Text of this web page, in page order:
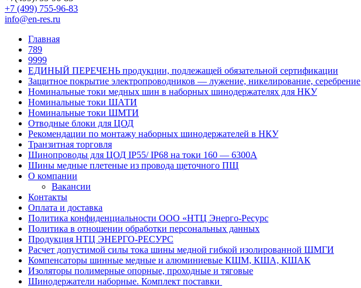
+7 (499) 755-96-83
info@en-res.ru
Главная
789
9999
ЕДИНЫЙ ПЕРЕЧЕНЬ продукции, подлежащей обязательной сертификации
Защитное покрытие электропроводников — лужение, никелирование, серебрение
Номинальные токи медных шин в наборных шинодержателях для НКУ
Номинальные токи ШАТИ
Номинальные токи ШМТИ
Отводные блоки для ЦОД
Рекомендации по монтажу наборных шинодержателей в НКУ
Транзитная торговля
Шинопроводы для ЦОД IP55/ IP68 на токи 160 — 6300А
Шины медные плетеные из провода щеточного ПЩ
О компании
Вакансии
Контакты
Оплата и доставка
Политика конфиденциальности ООО «НТЦ Энерго-Ресурс
Политика в отношении обработки персональных данных
Продукция НТЦ ЭНЕРГО-РЕСУРС
Расчет допустимой силы тока шины медной гибкой изолированной ШМГИ
Компенсаторы шинные медные и алюминиевые КШМ, КША, КШАК
Изоляторы полимерные опорные, проходные и тяговые
Шинодержатели наборные. Комплект поставки